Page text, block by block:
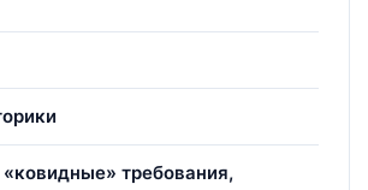
требования,